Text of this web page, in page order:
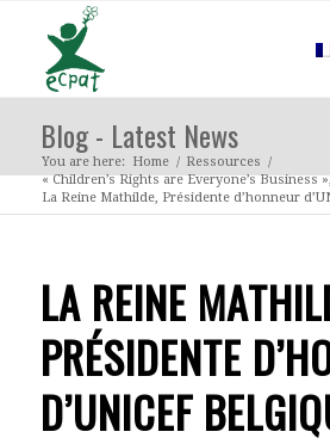
Blog - Latest News
You are here: Home / Ressources /
« Children’s Rights are Everyone’s Business
La Reine Mathilde, Présidente d’honneur
LA REINE
PRÉSIDENTE
D’UNICEF